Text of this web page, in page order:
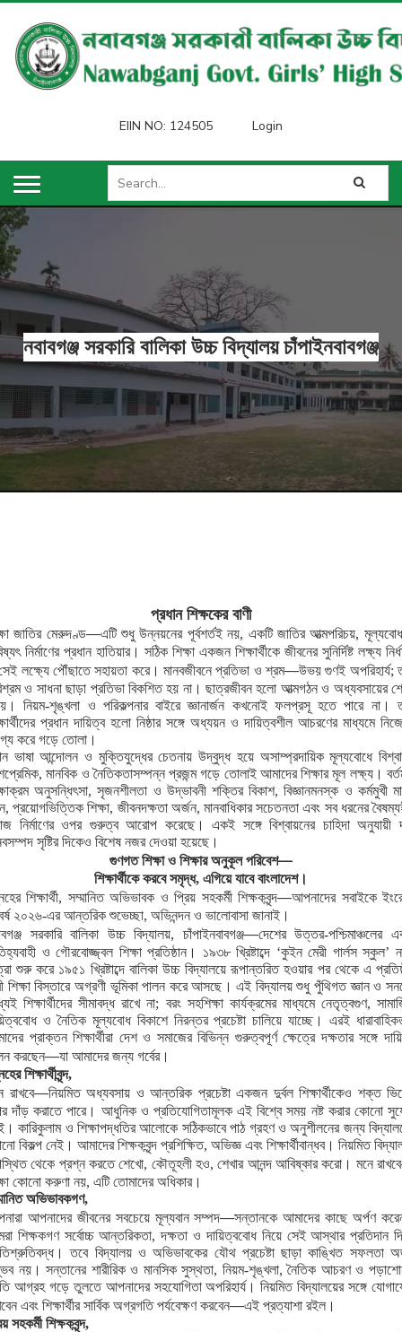
EIIN NO: 124505 Login
নবাবগঞ্জ সরকারি বালিকা উচ্চ বিদ্যালয় চাঁপাইনবাবগঞ্জ
প্রধান শিক্ষকের বাণী
জাতির মেরুদণ্ড—এটি শুধু উন্নয়নের পূর্বশর্তই নয়, একটি জাতির আত্মপরিচয়,
নির্মাণের প্রধান হাতিয়ার। সঠিক শিক্ষা একজন শিক্ষার্থীকে জীবনের সুনির্দিষ্ট লক্ষ্য
লক্ষ্যে পৌঁছাতে সহায়তা করে। মানবজীবনে প্রতিভা ও শ্রম—উভয় গুণই অপরিহার্য;
ও সাধনা ছাড়া প্রতিভা বিকশিত হয় না। ছাত্রজীবন হলো আত্মগঠন ও অধ্যবসায়ের
নিয়ম-শৃঙ্খলা ও পরিকল্পনার বাইরে জ্ঞানার্জন কখনোই ফলপ্রসূ হতে পারে না।
প্রধান দায়িত্ব হলো নিষ্ঠার সঙ্গে অধ্যয়ন ও দায়িত্বশীল আচরণের মাধ্যমে
করে গড়ে তোলা।
ভাষা আন্দোলন ও মুক্তিযুদ্ধের চেতনায় উদ্বুদ্ধ হয়ে অসাম্প্রদায়িক মূল্যবোধে
মানবিক ও নৈতিকতাসম্পন্ন প্রজন্ম গড়ে তোলাই আমাদের শিক্ষার মূল লক্ষ্য।
অনুসন্ধিৎসা, সৃজনশীলতা ও উদ্ভাবনী শক্তির বিকাশ, বিজ্ঞানমনস্ক ও কর্মমুখী
প্রয়োগভিত্তিক শিক্ষা, জীবনদক্ষতা অর্জন, মানবাধিকার সচেতনতা এবং সব ধরনের
নির্মাণের ওপর গুরুত্ব আরোপ করেছে। একই সঙ্গে বিশ্বায়নের চাহিদা অনুযায়ী
সৃষ্টির দিকেও বিশেষ নজর দেওয়া হয়েছে।
গুণগত শিক্ষা ও শিক্ষার অনুকূল পরিবেশ—
শিক্ষার্থীকে করবে সমৃদ্ধ, এগিয়ে যাবে বাংলাদেশ।
শিক্ষার্থী, সম্মানিত অভিভাবক ও প্রিয় সহকর্মী শিক্ষকবৃন্দ—আপনাদের সবাইকে
২০২৬-এর আন্তরিক শুভেচ্ছা, অভিনন্দন ও ভালোবাসা জানাই।
সরকারি বালিকা উচ্চ বিদ্যালয়, চাঁপাইনবাবগঞ্জ—দেশের উত্তর-পশ্চিমাঞ্চলের
ও গৌরবোজ্জ্বল শিক্ষা প্রতিষ্ঠান। ১৯৩৮ খ্রিষ্টাব্দে ‘কুইন মেরী গার্লস স্কুল’
শুরু করে ১৯৫১ খ্রিষ্টাব্দে বালিকা উচ্চ বিদ্যালয়ে রূপান্তরিত হওয়ার পর থেকে এ
শিক্ষা বিস্তারে অগ্রণী ভূমিকা পালন করে আসছে। এই বিদ্যালয় শুধু পুঁথিগত জ্ঞান ও
শিক্ষার্থীদের সীমাবদ্ধ রাখে না; বরং সহশিক্ষা কার্যক্রমের মাধ্যমে নেতৃত্বগুণ,
ও নৈতিক মূল্যবোধ বিকাশে নিরন্তর প্রচেষ্টা চালিয়ে যাচ্ছে। এরই
প্রাক্তন শিক্ষার্থীরা দেশ ও সমাজের বিভিন্ন গুরুত্বপূর্ণ ক্ষেত্রে দক্ষতার সঙ্গে
করছেন—যা আমাদের জন্য গর্বের।
শিক্ষার্থীবৃন্দ,
রাখবে—নিয়মিত অধ্যবসায় ও আন্তরিক প্রচেষ্টা একজন দুর্বল শিক্ষার্থীকেও শক্ত
দাঁড় করাতে পারে। আধুনিক ও প্রতিযোগিতামূলক এই বিশ্বে সময় নষ্ট করার কোনো
কারিকুলাম ও শিক্ষাপদ্ধতির আলোকে সঠিকভাবে পাঠ গ্রহণ ও অনুশীলনের জন্য
বিকল্প নেই। আমাদের শিক্ষকবৃন্দ প্রশিক্ষিত, অভিজ্ঞ এবং শিক্ষার্থীবান্ধব। নিয়মিত
থেকে প্রশ্ন করতে শেখো, কৌতূহলী হও, শেখার আনন্দ আবিষ্কার করো। মনে রাখবে
কোনো করুণা নয়, এটি তোমাদের অধিকার।
অভিভাবকগণ,
আপনাদের জীবনের সবচেয়ে মূল্যবান সম্পদ—সন্তানকে আমাদের কাছে অর্পণ
শিক্ষকগণ সর্বোচ্চ আন্তরিকতা, দক্ষতা ও দায়িত্ববোধ নিয়ে সেই আস্থার প্রতিদান
তবে বিদ্যালয় ও অভিভাবকের যৌথ প্রচেষ্টা ছাড়া কাঙ্খিত সফলতা
নয়। সন্তানের শারীরিক ও মানসিক সুস্থতা, নিয়ম-শৃঙ্খলা, নৈতিক আচরণ ও
আগ্রহ গড়ে তুলতে আপনাদের সহযোগিতা অপরিহার্য। নিয়মিত বিদ্যালয়ের সঙ্গে
এবং শিক্ষার্থীর সার্বিক অগ্রগতি পর্যবেক্ষণ করবেন—এই প্রত্যাশা রইল।
সহকর্মী শিক্ষকবৃন্দ,